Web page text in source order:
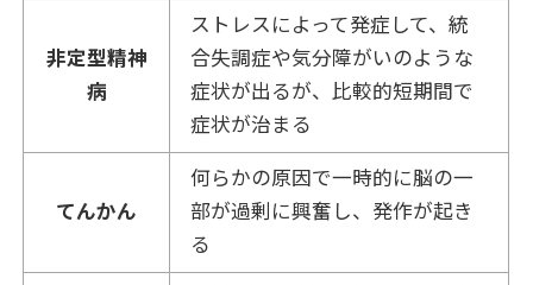
非定型精神
病
ストレスによって発症して、統
合失調症や気分障がいのような
症状が出るが、比較的短期間で
症状が治まる
てんかん
何らかの原因で一時的に脳の一
部が過剰に興奮し、発作が起き
る